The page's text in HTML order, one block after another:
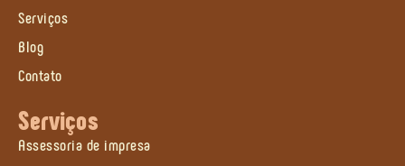
Serviços
Blog
Contato
Serviços
Assessoria de impresa